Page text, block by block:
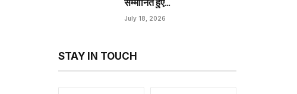
July 18, 2026
STAY IN TOUCH